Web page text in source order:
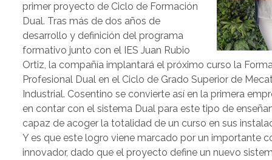
primer proyecto de Ciclo de Formación
Dual. Tras más de dos años de
desarrollo y definición del programa
formativo junto con el IES Juan Rubio
Ortiz, la compañía implantará el próximo curso la
Profesional Dual en el Ciclo de Grado Superior de
Industrial. Cosentino se convierte así en la primera
en contar con el sistema Dual para este tipo de
capaz de acoger la totalidad de un curso en sus
Y es que este logro viene marcado por un importante
innovador, dado que el proyecto define un nuevo